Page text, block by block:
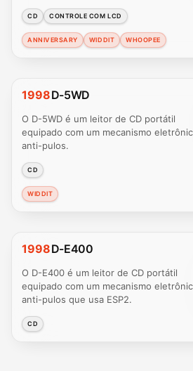
CD CONTROLE COM LCD
ANNIVERSARY WIDDIT WHOOPEE
1998D-5WD
O D-5WD é um leitor de CD portátil
equipado com um mecanismo
anti-pulos.
CD
WIDDIT
1998D-E400
O D-E400 é um leitor de CD portátil
equipado com um mecanismo
anti-pulos que usa ESP2.
CD